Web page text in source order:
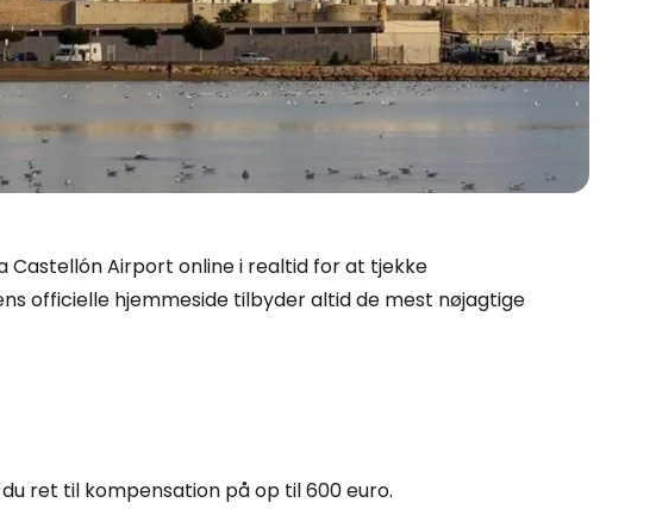
Airport online i realtid for at tjekke
officielle hjemmeside tilbyder altid de mest nøjagtige
ret til kompensation på op til 600 euro.
Cestee
rejsefællesskab
Fortsæt med Facebook